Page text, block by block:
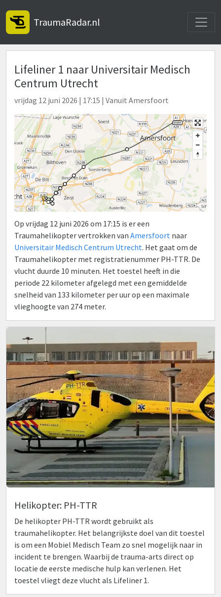
TraumaRadar.nl
Lifeliner 1 naar Universitair Medisch
Centrum Utrecht
vrijdag 12 juni 2026 | 17:15 | Vanuit Amersfoort
Op vrijdag 12 juni 2026 om 17:15 is er een
Traumahelikopter vertrokken van Amersfoort naar
Universitair Medisch Centrum Utrecht. Het gaat om de
Traumahelikopter met registratienummer PH-TTR. De
vlucht duurde 10 minuten. Het toestel heeft in die
periode 22 kilometer afgelegd met een gemiddelde
snelheid van 133 kilometer per uur op een maximale
vlieghoogte van 274 meter.
Helikopter: PH-TTR
De helikopter PH-TTR wordt gebruikt als
traumahelikopter. Het belangrijkste doel van dit toestel
is om een Mobiel Medisch Team zo snel mogelijk naar in
incident te brengen. Waarbij de trauma-arts direct op
locatie de eerste medische hulp kan verlenen. Het
toestel vliegt deze vlucht als Lifeliner 1.